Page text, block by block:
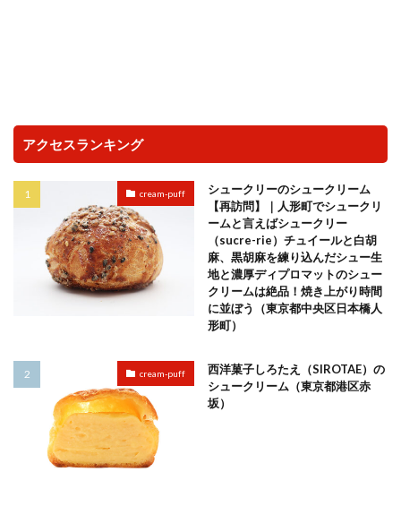
アクセスランキング
cream-puff
シュークリーのシュークリーム
【再訪問】｜人形町でシュークリ
ームと言えばシュークリー
（sucre-rie）チュイールと白胡
麻、黒胡麻を練り込んだシュー生
地と濃厚ディプロマットのシュー
クリームは絶品！焼き上がり時間
に並ぼう（東京都中央区日本橋人
形町）
cream-puff
西洋菓子しろたえ（SIROTAE）の
シュークリーム（東京都港区赤
坂）